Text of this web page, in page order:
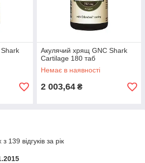
Акулячий хрящ GNC Shark
Cartilage 180 таб
Немає в наявності
2 003,64 ₴
139 відгуків за рік